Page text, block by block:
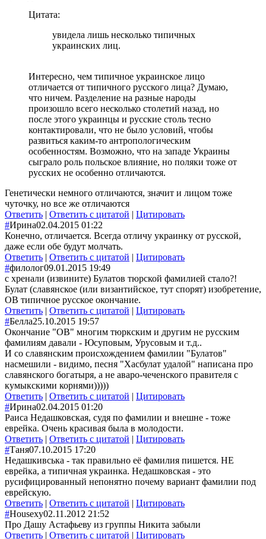
Цитата:
увидела лишь несколько типичных
украинских лиц.
Интересно, чем типичное украинское лицо
отличается от типичного русского лица? Думаю,
что ничем. Разделение на разные народы
произошло всего несколько столетий назад, но
после этого украинцы и русские столь тесно
контактировали, что не было условий, чтобы
развиться каким-то антропологическим
особенностям. Возможно, что на западе Украины
сыграло роль польское влияние, но поляки тоже от
русских не особенно отличаются.
Генетически немного отличаются, значит и лицом тоже
чуточку, но все же отличаются
Ответить | Ответить с цитатой | Цитировать
#Ирина02.04.2015 01:22
Конечно, отличается. Всегда отличу украинку от русской,
даже если обе будут молчать.
Ответить | Ответить с цитатой | Цитировать
#филолог09.01.2015 19:49
с хренали (извините) Булатов тюрской фамилией стало?!
Булат (славянское (или византийское, тут спорят) изобретение,
ОВ типичное русское окончание.
Ответить | Ответить с цитатой | Цитировать
#Белла25.10.2015 19:57
Окончание "ОВ" многим тюркским и другим не русским
фамилиям давали - Юсуповым, Урусовым и т.д..
И со славянским происхождением фамилии "Булатов"
насмешили - видимо, песня "Хасбулат удалой" написана про
славянского богатыря, а не аваро-чеченского правителя с
кумыкскими корнями)))))
Ответить | Ответить с цитатой | Цитировать
#Ирина02.04.2015 01:20
Раиса Недашковская, судя по фамилии и внешне - тоже
еврейка. Очень красивая была в молодости.
Ответить | Ответить с цитатой | Цитировать
#Таня07.10.2015 17:20
Недашкивська - так правильно её фамилия пишется. НЕ
еврейка, а типичная украинка. Недашковская - это
русифицированный непонятно почему вариант фамилии под
еврейскую.
Ответить | Ответить с цитатой | Цитировать
#Housexy02.11.2012 21:52
Про Дашу Астафьеву из группы Никита забыли
Ответить | Ответить с цитатой | Цитировать